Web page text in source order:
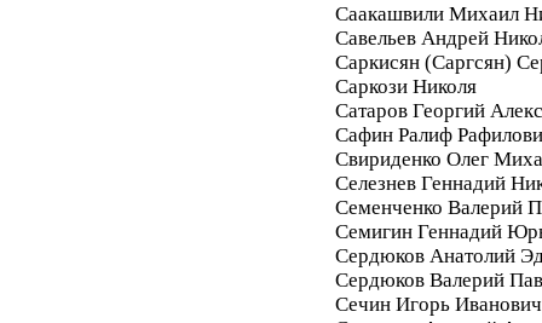
Саакашвили Михаил
Савельев Андрей
Саркисян (Саргсян)
Саркози Николя
Сатаров Георгий
Сафин Ралиф
Свириденко Олег
Селезнев Геннадий
Семенченко Валерий
Семигин Геннадий
Сердюков Анатолий
Сердюков Валерий
Сечин Игорь Иванович